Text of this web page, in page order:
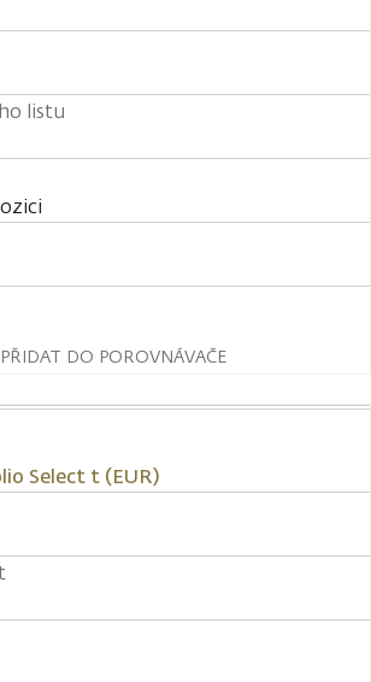
listu
PŘIDAT DO POROVNÁVAČE
Select t (EUR)